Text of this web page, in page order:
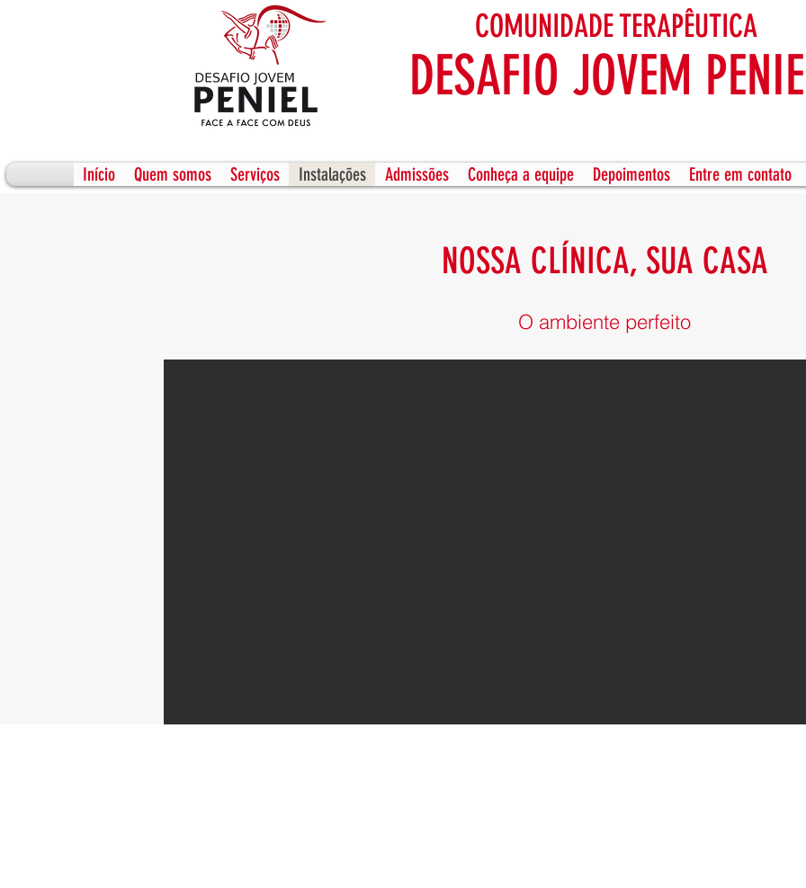
COMUNIDADE TERAPÊUTICA
DESAFIO JOVEM
Início Quem somos Serviços Instalações Admissões Conheça a equipe Depoimentos Entre em contato
NOSSA CLÍNICA, SUA CASA
O ambiente perfeito